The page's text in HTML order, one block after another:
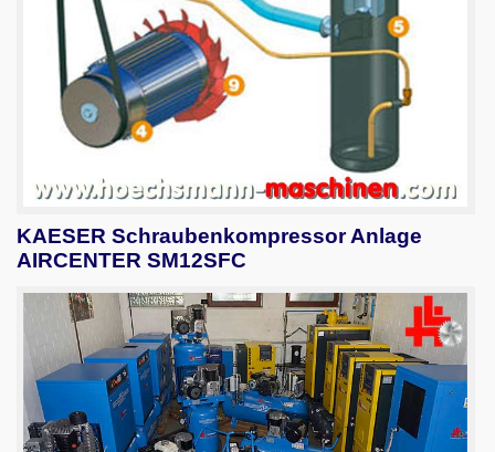
KAESER Schraubenkompressor Anlage
AIRCENTER SM12SFC